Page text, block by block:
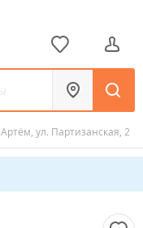
Артём, ул. Партизанская, 2